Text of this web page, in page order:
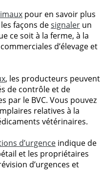
pour en savoir plus
façons designaler un
ce soit à la ferme, à la
d’élevage et
, les producteurs peuvent
de contrôle et de
par le BVC. Vous pouvez
relatives à la
vétérinaires.
d’urgence indique de
et les propriétaires
d’urgences et